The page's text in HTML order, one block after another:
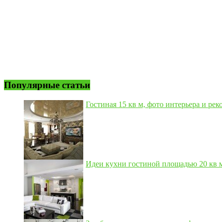
Популярные статьи
Гостиная 15 кв м, фото интерьера и
Идеи кухни гостиной площадью 20 кв